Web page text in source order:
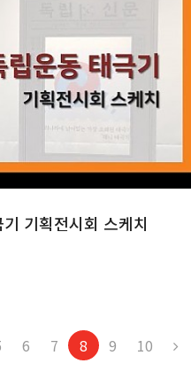
기획전시회 스케치
6 7 8 9 10